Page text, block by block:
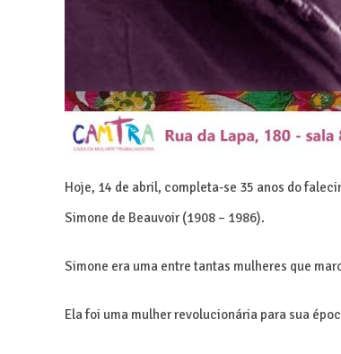
Hoje, 14 de abril, completa-se 35 anos do
Simone de Beauvoir (1908 – 1986).
Simone era uma entre tantas mulheres que
Ela foi uma mulher revolucionária para sua